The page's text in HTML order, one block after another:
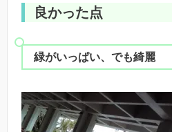
良かった点
緑がいっぱい、でも綺麗